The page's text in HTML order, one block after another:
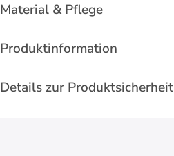
Material & Pflege
Produktinformation
Details zur Produktsicherheit